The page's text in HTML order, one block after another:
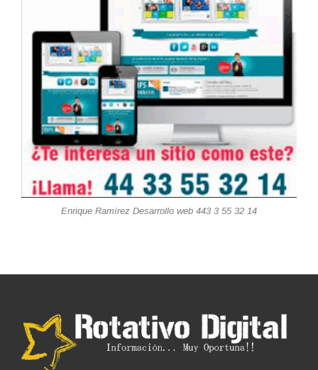
Enrique Ramírez Desarrollo web 443 3 55 32 14